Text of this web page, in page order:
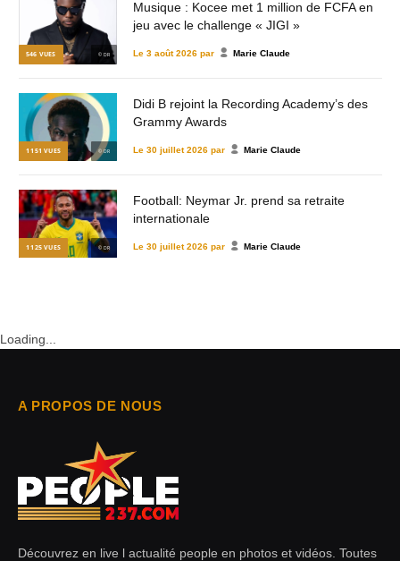
546 VUES © DR
Musique : Kocee met 1 million de FCFA en
jeu avec le challenge « JIGI »
Le 3 août 2026 par Marie Claude
1 151 VUES © DR
Didi B rejoint la Recording Academy’s des
Grammy Awards
Le 30 juillet 2026 par Marie Claude
1 125 VUES © DR
Football: Neymar Jr. prend sa retraite
internationale
Le 30 juillet 2026 par Marie Claude
Loading...
A PROPOS DE NOUS
Découvrez en live l actualité people en photos et vidéos. Toutes